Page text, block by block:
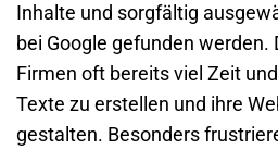
Inhalte und sorgfältig
bei Google gefunden werden.
Firmen oft bereits viel Zeit
Texte zu erstellen und ihre
gestalten. Besonders